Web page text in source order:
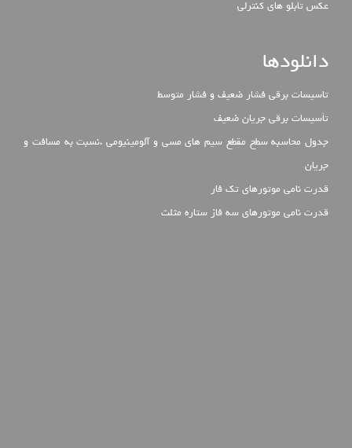
عکس تابلو های کنترلی
دانلودها
تاسیسات برقی فشار ضعیف و فشار متوسط
تأسیسات برقی جریان ضعیف
جدول محاسبه سطح مقطع سیم های مسی و آلومینیومی ،نسبت به مسافت و
جریان
قدرت نامی موتورهای تک فار
قدرت نامی موتورهای سه فاز ستاره مثلث